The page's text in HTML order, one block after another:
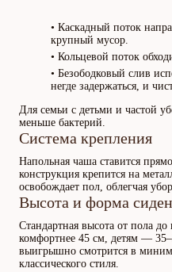
• Каскадный поток
крупный мусор.
• Кольцевой поток
• Безободковый слив
негде задержаться, и
Для семьи с детьми и частой
меньше бактерий.
Система крепления
Напольная чаша ставится
конструкция крепится на
освобождает пол, облегчая
Высота и форма
Стандартная высота от пола
комфортнее 45 см, детям —
выигрышно смотрится в
классического стиля.